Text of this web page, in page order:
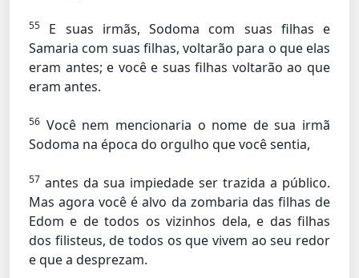
55
E suas irmãs, Sodoma com suas filhas e
Samaria com suas filhas, voltarão para o que elas
eram antes; e você e suas filhas voltarão ao que
eram antes.
56 Você nem mencionaria o nome de sua irmã
Sodoma na época do orgulho que você sentia,
57 antes da sua impiedade ser trazida a público.
Mas agora você é alvo da zombaria das filhas de
Edom e de todos os vizinhos dela, e das filhas
dos filisteus, de todos os que vivem ao seu redor
e que a desprezam.